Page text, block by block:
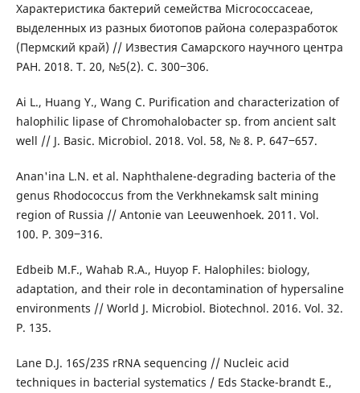
Характеристика бактерий семейства Micrococcaceae,
выделенных из разных биотопов района солеразработок
(Пермский край) // Известия Самарского научного центра
РАН. 2018. Т. 20, №5(2). С. 300‒306.
Ai L., Huang Y., Wang C. Purification and characterization of
halophilic lipase of Chromohalobacter sp. from ancient salt
well // J. Basic. Microbiol. 2018. Vol. 58, № 8. P. 647‒657.
Anan'ina L.N. et al. Naphthalene-degrading bacteria of the
genus Rhodococcus from the Verkhnekamsk salt mining
region of Russia // Antonie van Leeuwenhoek. 2011. Vol.
100. P. 309‒316.
Edbeib M.F., Wahab R.A., Huyop F. Halophiles: biology,
adaptation, and their role in decontamination of hypersaline
environments // World J. Microbiol. Biotechnol. 2016. Vol. 32.
P. 135.
Lane D.J. 16S/23S rRNA sequencing // Nucleic acid
techniques in bacterial systematics / Eds Stacke-brandt E.,